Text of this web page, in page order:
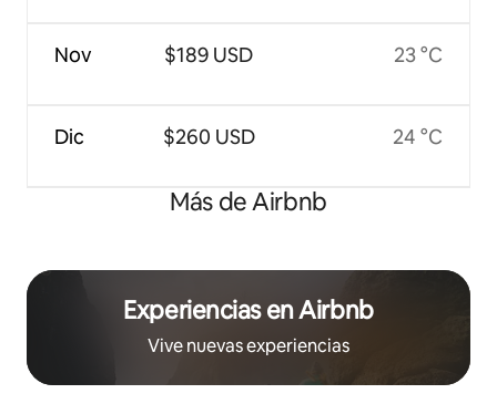
Nov
Dic
$189 USD
$260 USD
23 °C
24 °C
Más de Airbnb
Experiencias en Airbnb
Vive nuevas experiencias